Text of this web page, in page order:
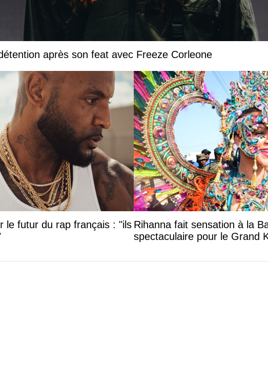
après son feat avec Freeze Corleone
le futur du rap français : "ils Rihanna fait sensation à la
spectaculaire pour le Grand